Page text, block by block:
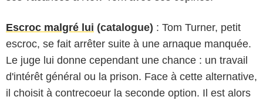
Escroc malgré lui (catalogue) : Tom Turner, petit
escroc, se fait arrêter suite à une arnaque manquée.
Le juge lui donne cependant une chance : un travail
d'intérêt général ou la prison. Face à cette alternative,
il choisit à contrecoeur la seconde option. Il est alors